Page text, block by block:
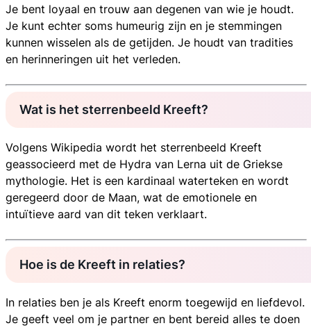
Je bent loyaal en trouw aan degenen van wie je houdt.
Je kunt echter soms humeurig zijn en je stemmingen
kunnen wisselen als de getijden. Je houdt van tradities
en herinneringen uit het verleden.
Wat is het sterrenbeeld Kreeft?
Volgens Wikipedia wordt het sterrenbeeld Kreeft
geassocieerd met de Hydra van Lerna uit de Griekse
mythologie. Het is een kardinaal waterteken en wordt
geregeerd door de Maan, wat de emotionele en
intuïtieve aard van dit teken verklaart.
Hoe is de Kreeft in relaties?
In relaties ben je als Kreeft enorm toegewijd en liefdevol.
Je geeft veel om je partner en bent bereid alles te doen